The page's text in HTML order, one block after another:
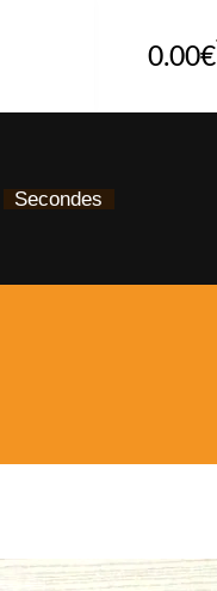
0.00€
Secondes